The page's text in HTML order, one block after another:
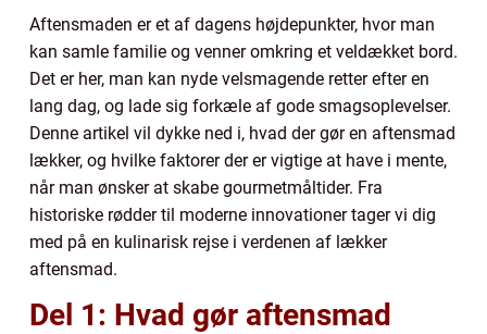
Aftensmaden er et af dagens højdepunkter, hvor man
kan samle familie og venner omkring et veldækket bord.
Det er her, man kan nyde velsmagende retter efter en
lang dag, og lade sig forkæle af gode smagsoplevelser.
Denne artikel vil dykke ned i, hvad der gør en aftensmad
lækker, og hvilke faktorer der er vigtige at have i mente,
når man ønsker at skabe gourmetmåltider. Fra
historiske rødder til moderne innovationer tager vi dig
med på en kulinarisk rejse i verdenen af lækker
aftensmad.
Del 1: Hvad gør aftensmad